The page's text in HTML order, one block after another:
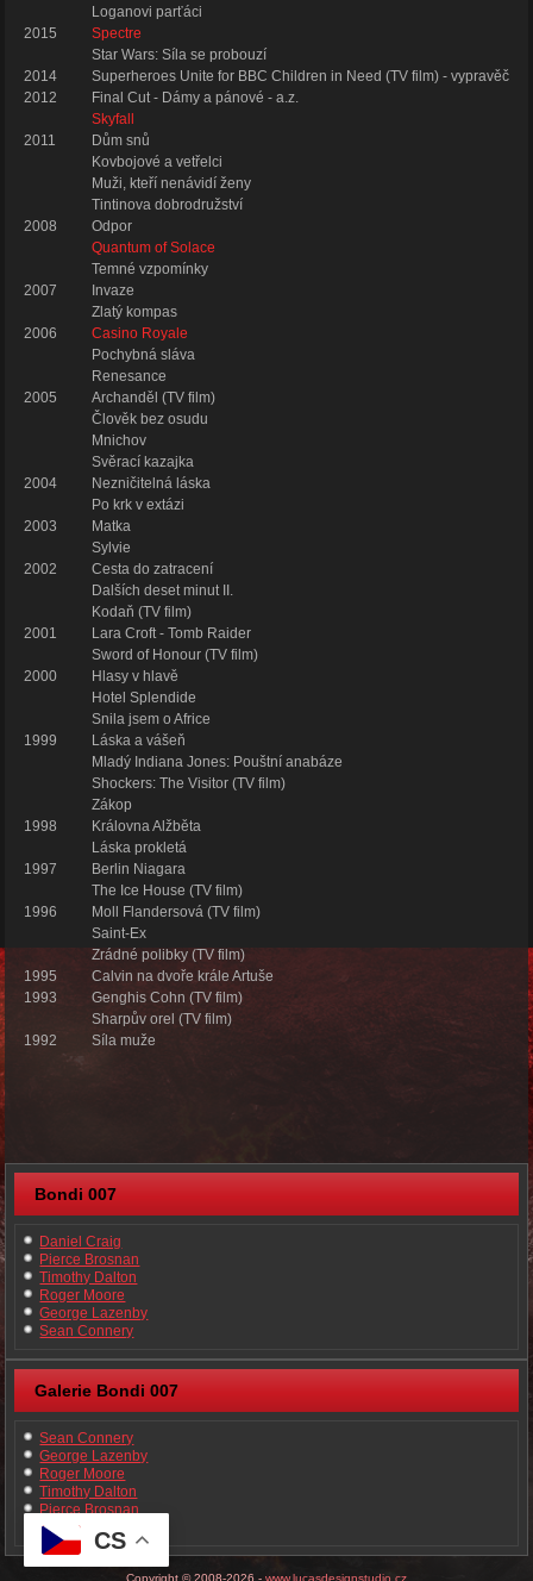
Loganovi parťáci
2015
Spectre
Star Wars: Síla se probouzí
2014
Superheroes Unite for BBC Children in Need (TV film) - vypravěč
2012
Final Cut - Dámy a pánové - a.z.
Skyfall
2011
Dům snů
Kovbojové a vetřelci
Muži, kteří nenávidí ženy
Tintinova dobrodružství
2008
Odpor
Quantum of Solace
Temné vzpomínky
2007
Invaze
Zlatý kompas
2006
Casino Royale
Pochybná sláva
Renesance
2005
Archanděl (TV film)
Člověk bez osudu
Mnichov
Svěrací kazajka
2004
Nezničitelná láska
Po krk v extázi
2003
Matka
Sylvie
2002
Cesta do zatracení
Dalších deset minut II.
Kodaň (TV film)
2001
Lara Croft - Tomb Raider
Sword of Honour (TV film)
2000
Hlasy v hlavě
Hotel Splendide
Snila jsem o Africe
1999
Láska a vášeň
Mladý Indiana Jones: Pouštní anabáze
Shockers: The Visitor (TV film)
Zákop
1998
Královna Alžběta
Láska prokletá
1997
Berlin Niagara
The Ice House (TV film)
1996
Moll Flandersová (TV film)
Saint-Ex
Zrádné polibky (TV film)
1995
Calvin na dvoře krále Artuše
1993
Genghis Cohn (TV film)
Sharpův orel (TV film)
1992
Síla muže
Bondi 007
Daniel Craig
Pierce Brosnan
Timothy Dalton
Roger Moore
George Lazenby
Sean Connery
Galerie Bondi 007
Sean Connery
George Lazenby
Roger Moore
Timothy Dalton
Pierce Brosnan
Daniel Craig
CS